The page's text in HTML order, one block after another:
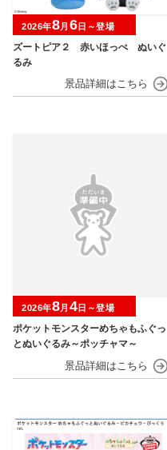
ズートピア２ 赤いほっぺ ぬいぐ
るみ
2026年8月 6日～登場
ポケットモンスターめちゃもふぐっ
とぬいぐるみ～ポッチャマ～
2026年8月 4日～登場